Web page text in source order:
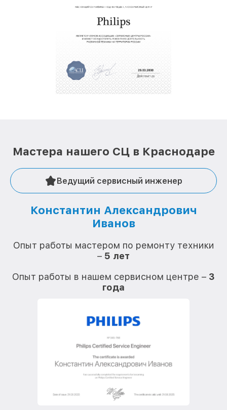
Мастера нашего СЦ в Краснодаре
Ведущий сервисный инженер
Константин Александрович
Иванов
Опыт работы мастером по ремонту техники
– 5 лет
Опыт работы в нашем сервисном центре – 3
года